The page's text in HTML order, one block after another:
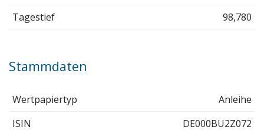
Tagestief
98,780
Stammdaten
Wertpapiertyp
Anleihe
ISIN
DE000BU2Z072